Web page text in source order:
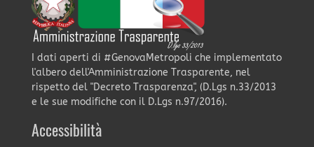
I dati aperti di #GenovaMetropoli che implementato
l'albero dell'Amministrazione Trasparente, nel
rispetto del "Decreto Trasparenza", (D.Lgs n.33/2013
e le sue modifiche con il D.Lgs n.97/2016).
Accessibilità